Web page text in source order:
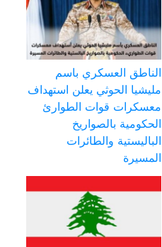
الناطق العسكري باسم
مليشيا الحوثي يعلن استهداف
معسكرات قوات الطوارئ
الحكومية بالصواريخ
الباليستية والطائرات
المسيرة